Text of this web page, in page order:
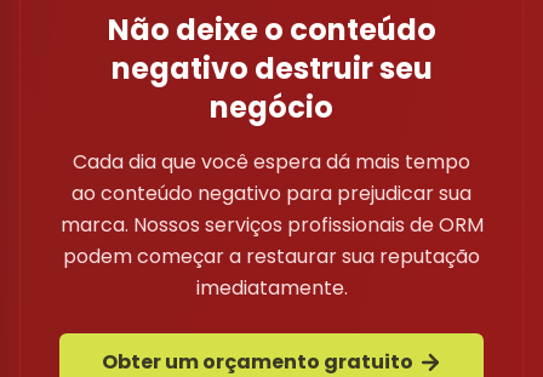
Não deixe o conteúdo
negativo destruir seu
negócio
Cada dia que você espera dá mais tempo
ao conteúdo negativo para prejudicar sua
marca. Nossos serviços profissionais de ORM
podem começar a restaurar sua reputação
imediatamente.
Obter um orçamento gratuito